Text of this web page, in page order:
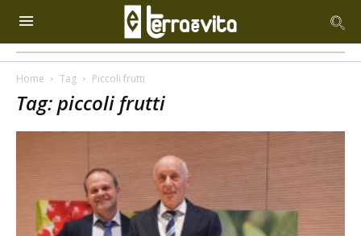
Home Tag Piccoli frutti
Tag: piccoli frutti